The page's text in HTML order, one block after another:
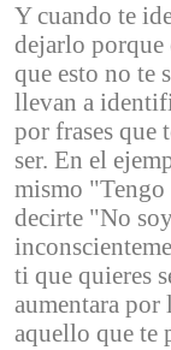
Y cuando te
dejarlo porque
que esto no te
llevan a
por frases que
ser. En el
mismo "Tengo
decirte "No
ti que quieres
aumentara por
aquello que te